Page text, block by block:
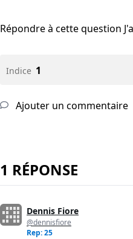
Répondre à cette question
Indice 1
Ajouter un commentaire
1 RÉPONSE
Dennis Fiore
@dennisfiore
Rep: 25